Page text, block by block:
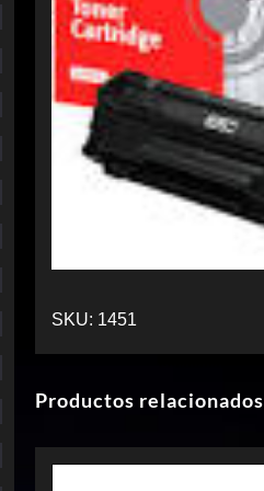
SKU: 1451
Productos relacionados